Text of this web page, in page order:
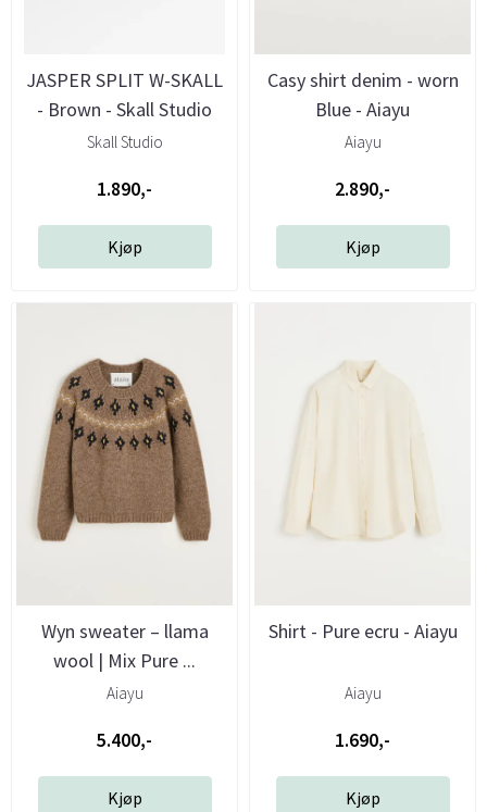
JASPER SPLIT W-SKALL
- Brown - Skall Studio
Skall Studio
1.890,-
Kjøp
Casy shirt denim - worn
Blue - Aiayu
Aiayu
2.890,-
Kjøp
Wyn sweater – llama
wool | Mix Pure ...
Aiayu
5.400,-
Kjøp
Shirt - Pure ecru - Aiayu
Aiayu
1.690,-
Kjøp